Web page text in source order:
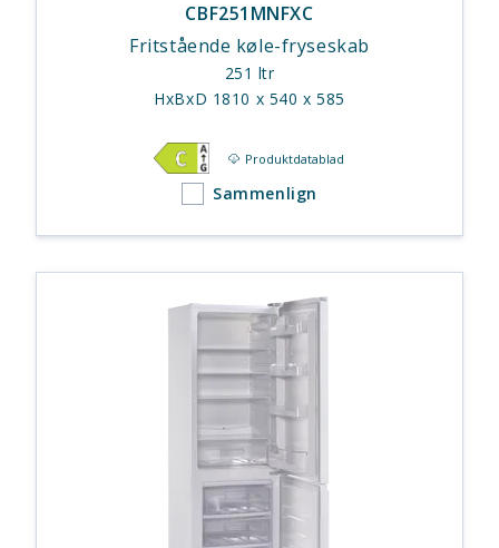
CBF251MNFXC
Fritstående køle-fryseskab
251 ltr
HxBxD 1810 x 540 x 585
Produktdatablad
Sammenlign